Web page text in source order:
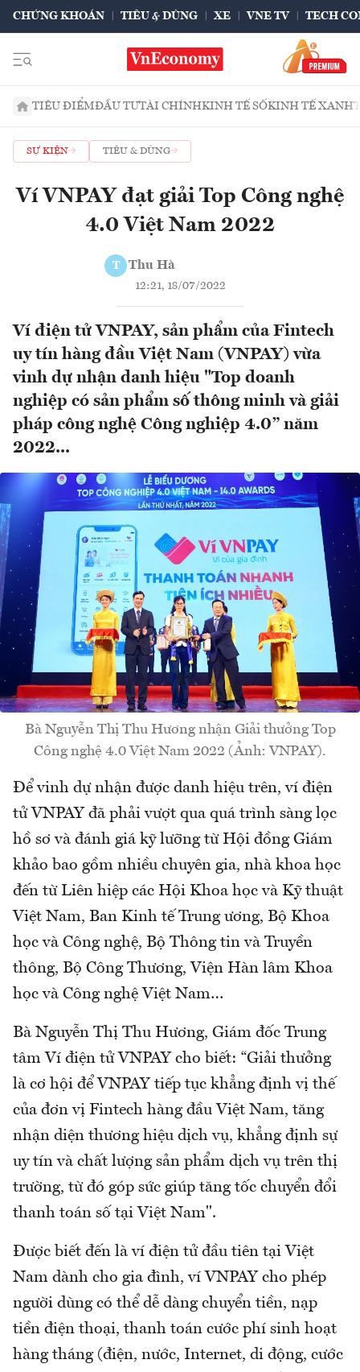
CHỨNG KHOÁN TIÊU & DÙNG XE VNE TV TECH
TIÊU ĐIỂMĐẦU TƯTÀI CHÍNHKINH TẾ SỐKINH TẾ XANH
SỰ KIỆN TIÊU & DÙNG
Ví VNPAY đạt giải Top Công nghệ
4.0 Việt Nam 2022
T Thu Hà
12:21, 18/07/2022
Ví điện tử VNPAY, sản phẩm của Fintech
uy tín hàng đầu Việt Nam (VNPAY) vừa
vinh dự nhận danh hiệu "Top doanh
nghiệp có sản phẩm số thông minh và giải
pháp công nghệ Công nghiệp 4.0” năm
2022...
Bà Nguyễn Thị Thu Hương nhận Giải thưởng Top
Công nghệ 4.0 Việt Nam 2022 (Ảnh: VNPAY).
Để vinh dự nhận được danh hiệu trên, ví điện
tử VNPAY đã phải vượt qua quá trình sàng lọc
hồ sơ và đánh giá kỹ lưỡng từ Hội đồng Giám
khảo bao gồm nhiều chuyên gia, nhà khoa học
đến từ Liên hiệp các Hội Khoa học và Kỹ thuật
Việt Nam, Ban Kinh tế Trung ương, Bộ Khoa
học và Công nghệ, Bộ Thông tin và Truyền
thông, Bộ Công Thương, Viện Hàn lâm Khoa
học và Công nghệ Việt Nam…
Bà Nguyễn Thị Thu Hương, Giám đốc Trung
tâm Ví điện tử VNPAY cho biết: “Giải thưởng
là cơ hội để VNPAY tiếp tục khẳng định vị thế
của đơn vị Fintech hàng đầu Việt Nam, tăng
nhận diện thương hiệu dịch vụ, khẳng định sự
uy tín và chất lượng sản phẩm dịch vụ trên thị
trường, từ đó góp sức giúp tăng tốc chuyển đổi
thanh toán số tại Việt Nam".
Được biết đến là ví điện tử đầu tiên tại Việt
Nam dành cho gia đình, ví VNPAY cho phép
người dùng có thể dễ dàng chuyển tiền, nạp
tiền điện thoại, thanh toán cước phí sinh hoạt
hàng tháng (điện, nước, Internet, di động, cước